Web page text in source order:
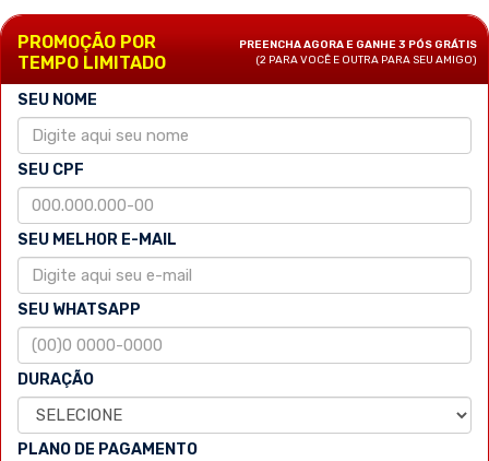
PROMOÇÃO POR
TEMPO LIMITADO
PREENCHA AGORA E GANHE 3 PÓS GRÁTIS
(2 PARA VOCÊ E OUTRA PARA SEU AMIGO)
SEU NOME
SEU CPF
SEU MELHOR E-MAIL
SEU WHATSAPP
DURAÇÃO
PLANO DE PAGAMENTO